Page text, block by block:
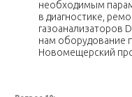
необходимым
в диагностике,
газоанализаторов
нам оборудование
Новомещерский